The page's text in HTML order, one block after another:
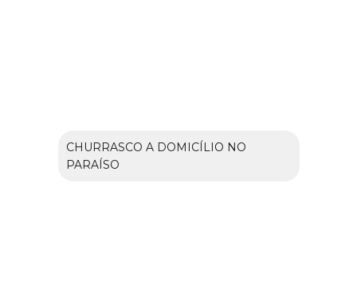
CHURRASCO A DOMICÍLIO NO
PARAÍSO